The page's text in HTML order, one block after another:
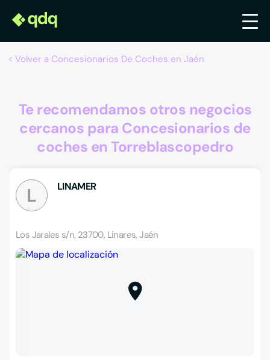
Volver a Concesionarios De Coches en Jaén
Te recomendamos otros negocios
cercanos para Concesionarios de
coches en Torreblascopedro
L LINAMER
Los Jarales s/n, 23700, Linares, Jaén